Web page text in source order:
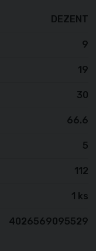
DEZENT
9
19
30
66.6
5
112
1 ks
4026569095529